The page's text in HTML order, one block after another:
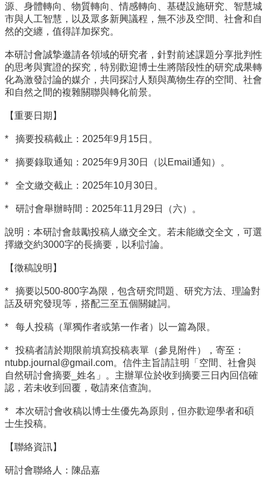
臺
灣
大
圖
書
館
建
與
城
鄉
講
資
臺
城
鄉
所
校
友
會
心
礙
者
權
利
約
公
務
箱
源、身體轉向、物質轉向、情感轉向、基礎設施研究、智慧城
市與人工智慧，以及眾多新興議程，無不涉及空間、社會和自
然的交纏，值得詳加探究。
本研討會誠摯邀請各領域的研究者，針對前述課題分享批判性
的思考與實證的探究，特別歡迎博士生將階段性的研究成果轉
化為激發討論的媒介，共同探討人類與萬物生存的空間、社會
和自然之間的複雜關聯與轉化前景。
【重要日期】
* 摘要投稿截止：2025年9月15日。
* 摘要錄取通知：2025年9月30日（以Email通知）。
* 全文繳交截止：2025年10月30日。
* 研討會舉辦時間：2025年11月29日（六）。
說明：本研討會鼓勵投稿人繳交全文。若未能繳交全文，可選
擇繳交約3000字的長摘要，以利討論。
【徵稿說明】
* 摘要以500-800字為限，包含研究問題、研究方法、理論對
話及研究發現等，搭配三至五個關鍵詞。
* 每人投稿（單獨作者或第一作者）以一篇為限。
* 投稿者請於期限前填寫投稿表單（參見附件），寄至：
ntubp.journal@gmail.com。信件主旨請註明「空間、社會與
自然研討會摘要_姓名」。主辦單位於收到摘要三日內回信確
認，若未收到回覆，敬請來信查詢。
* 本次研討會收稿以博士生優先為原則，但亦歡迎學者和碩
士生投稿。
【聯絡資訊】
研討會聯絡人：陳品嘉